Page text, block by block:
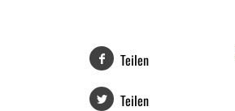
Teilen
Teilen